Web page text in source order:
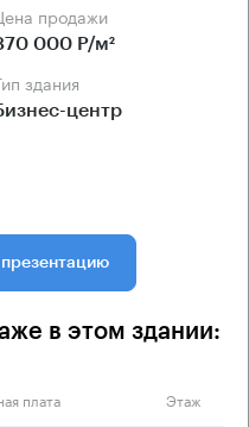
Цена продажи
000 Р/м²
Тип здания
центр
презентацию
в этом здании:
плата Этаж